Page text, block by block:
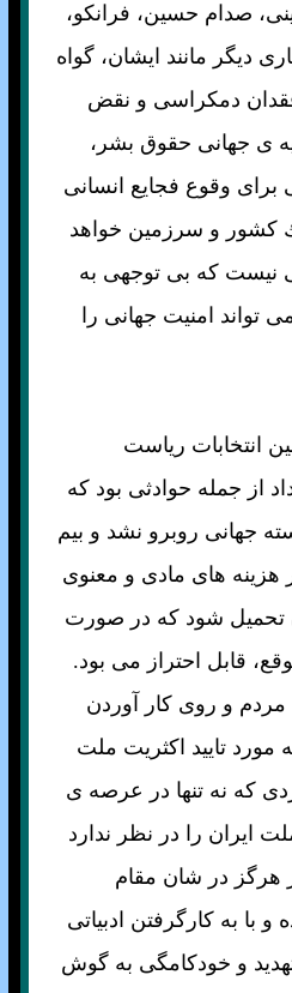
صدام حسين، فرانكو،
ديگر مانند ايشان، گواه
دمكراسی و نقض
ی جهانی حقوق بشر،
وقوع فجايع انسانی
كشور و سرزمين خواهد
نيست كه بی توجهی به
تواند امنيت جهانی را
انتخابات رياست
از جمله حوادثی بود كه
جهانی روبرو نشد و بيم
هزينه های مادی و معنوی
تحميل شود كه در صورت
قابل احتراز می بود.
و روی كار آوردن
تاييد اكثريت ملت
كه نه تنها در عرصه ی
ايران را در نظر ندارد
هرگز در شان مقام
با به كارگرفتن ادبياتی
و خودكامگی به گوش